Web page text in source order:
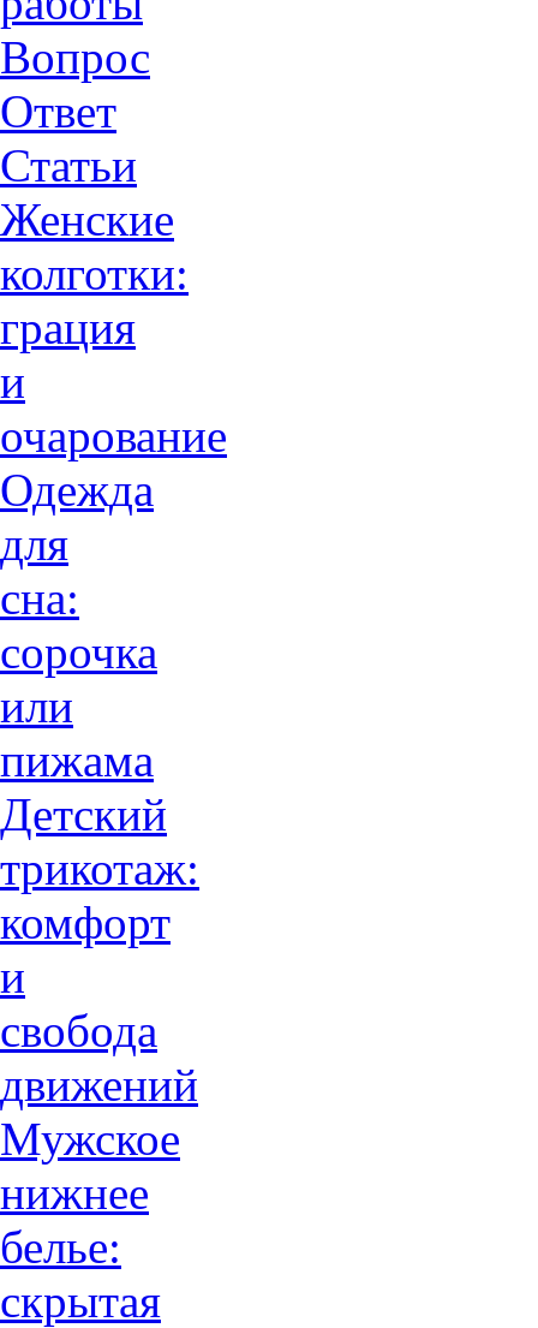
Вопрос
Ответ
Статьи
Женские
колготки:
грация
и
очарованиe
Одежда
для
сна:
сорочка
или
пижама
Детский
трикотаж:
комфорт
и
свобода
движений
Мужское
нижнее
белье:
скрытая